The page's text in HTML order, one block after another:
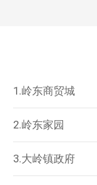
1.岭东商贸城
2.岭东家园
3.大岭镇政府